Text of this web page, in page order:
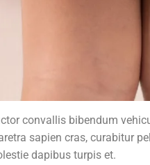
convallis bibendum
sapien cras, curabitur
dapibus turpis et.